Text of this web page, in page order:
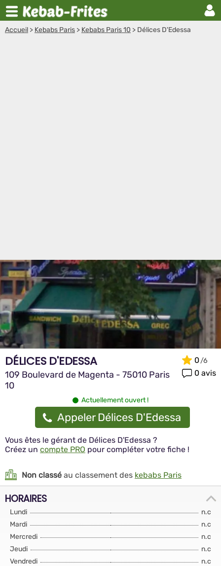
Accueil > Kebabs Paris > Kebabs Paris 10 > Délices D'Edessa
DÉLICES D'EDESSA
109 Boulevard de Magenta - 75010 Paris
10
0
0 avis
Actuellement ouvert !
Appeler Délices D'Edessa
Vous êtes le gérant de Délices D'Edessa ?
Créez un compte PRO pour compléter votre fiche !
Non classé au classement des kebabs Paris
HORAIRES
Lundi
n.c
Mardi
n.c
Mercredi
n.c
Jeudi
n.c
Vendredi
n.c